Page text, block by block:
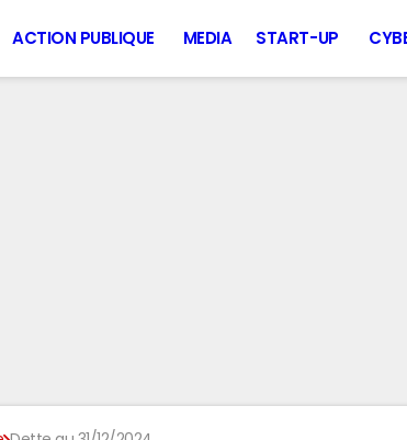
ACTION PUBLIQUE MEDIA START-UP